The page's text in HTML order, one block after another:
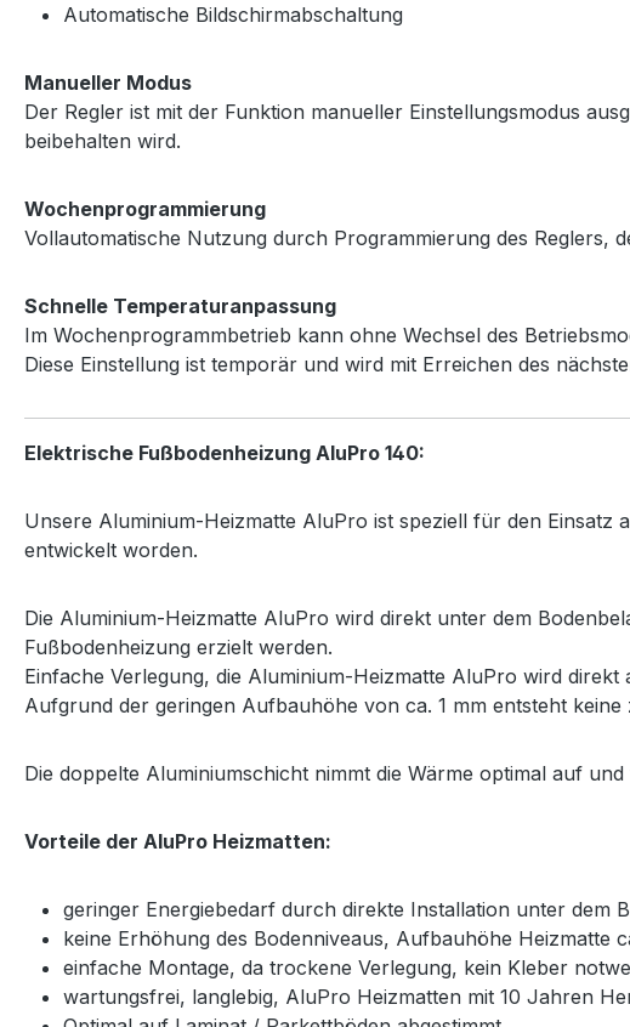
Automatische Bildschirmabschaltung
Manueller Modus
Der Regler ist mit der Funktion manueller Einstellungsmodus
beibehalten wird.
Wochenprogrammierung
Vollautomatische Nutzung durch Programmierung des Reglers,
Schnelle Temperaturanpassung
Im Wochenprogrammbetrieb kann ohne Wechsel des
Diese Einstellung ist temporär und wird mit Erreichen des
Elektrische Fußbodenheizung AluPro 140:
Unsere Aluminium-Heizmatte AluPro ist speziell für den Einsatz
entwickelt worden.
Die Aluminium-Heizmatte AluPro wird direkt unter dem
Fußbodenheizung erzielt werden.
Einfache Verlegung, die Aluminium-Heizmatte AluPro wird
Aufgrund der geringen Aufbauhöhe von ca. 1 mm entsteht
Die doppelte Aluminiumschicht nimmt die Wärme optimal auf
Vorteile der AluPro Heizmatten:
geringer Energiebedarf durch direkte Installation unter dem
keine Erhöhung des Bodenniveaus, Aufbauhöhe Heizmatte
einfache Montage, da trockene Verlegung, kein Kleber
wartungsfrei, langlebig, AluPro Heizmatten mit 10 Jahren